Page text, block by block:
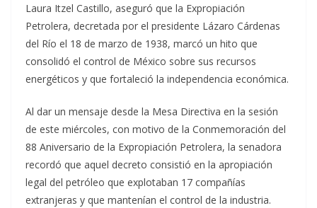
Laura Itzel Castillo, aseguró que la Expropiación
Petrolera, decretada por el presidente Lázaro Cárdenas
del Río el 18 de marzo de 1938, marcó un hito que
consolidó el control de México sobre sus recursos
energéticos y que fortaleció la independencia económica.
Al dar un mensaje desde la Mesa Directiva en la sesión
de este miércoles, con motivo de la Conmemoración del
88 Aniversario de la Expropiación Petrolera, la senadora
recordó que aquel decreto consistió en la apropiación
legal del petróleo que explotaban 17 compañías
extranjeras y que mantenían el control de la industria.